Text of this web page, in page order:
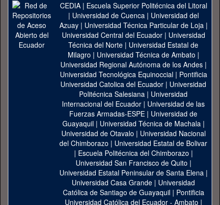
CEDIA| Escuela Superior Politécnica del Litoral
| Universidad de Cuenca| Universidad del
Azuay| Universidad Técnica Particular de Loja|
Universidad Central del Ecuador| Universidad
Técnica del Norte | Universidad Estatal de
Milagro | Universidad Técnica de Ambato |
Universidad Regional Autónoma de los Andes|
Universidad Tecnológica Equinoccial| Pontificia
Universidad Catolica del Ecuador | Universidad
Politécnica Salesiana | Universidad
Internacional del Ecuador | Universidad de las
Fuerzas Armadas-ESPE | Universidad de
Guayaquil| Universidad Técnica de Machala|
Universidad de Otavalo | Universidad Nacional
del Chimborazo | Universidad Estatal de Bolivar
| Escuela Politécnica del Chimborazo |
Universidad San Francisco de Quito |
Universidad Estatal Peninsular de Santa Elena|
Universidad Casa Grande | Universidad
Católica de Santiago de Guayaquil| Pontificia
Universidad Católica del Ecuador - Ambato |